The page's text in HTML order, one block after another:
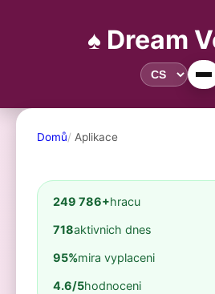
♠️ Dream
Domů Aplikace
249 786+hracu
718aktivnich dnes
95%mira vyplaceni
4.6/5hodnoceni